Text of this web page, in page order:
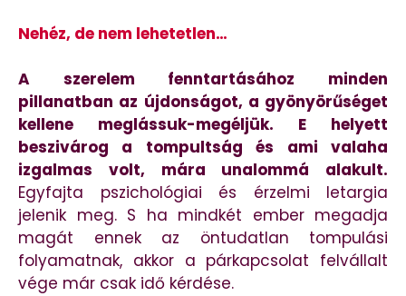
Nehéz, de nem lehetetlen…
A szerelem fenntartásához minden
pillanatban az újdonságot, a gyönyörűséget
kellene meglássuk-megéljük. E helyett
beszivárog a tompultság és ami valaha
izgalmas volt, mára unalommá alakult.
Egyfajta pszichológiai és érzelmi letargia
jelenik meg. S ha mindkét ember megadja
magát ennek az öntudatlan tompulási
folyamatnak, akkor a párkapcsolat felvállalt
vége már csak idő kérdése.